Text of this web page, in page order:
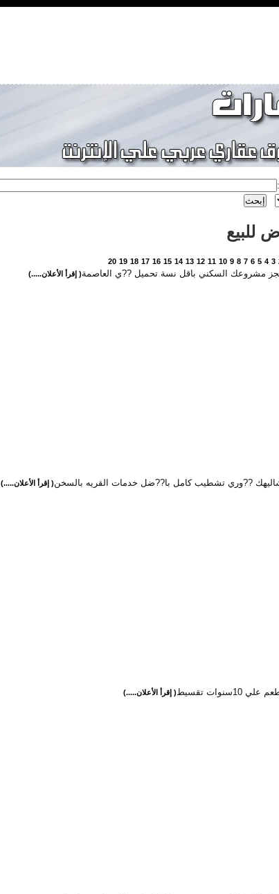
للبيع
3
4
5
6
7
8
9
10
11
12
13
14
15
16
17
18
19
20
مشروعك السكني باقل نسة تحميل ??ي العاصمة( إقرأ الأعلان.....)
??وري تشطيب كامل با??ضل خدمات القريه بالسخن( إقرأ الأعلان.....)
10سنوات تقسيط ( إقرأ الأعلان.....)